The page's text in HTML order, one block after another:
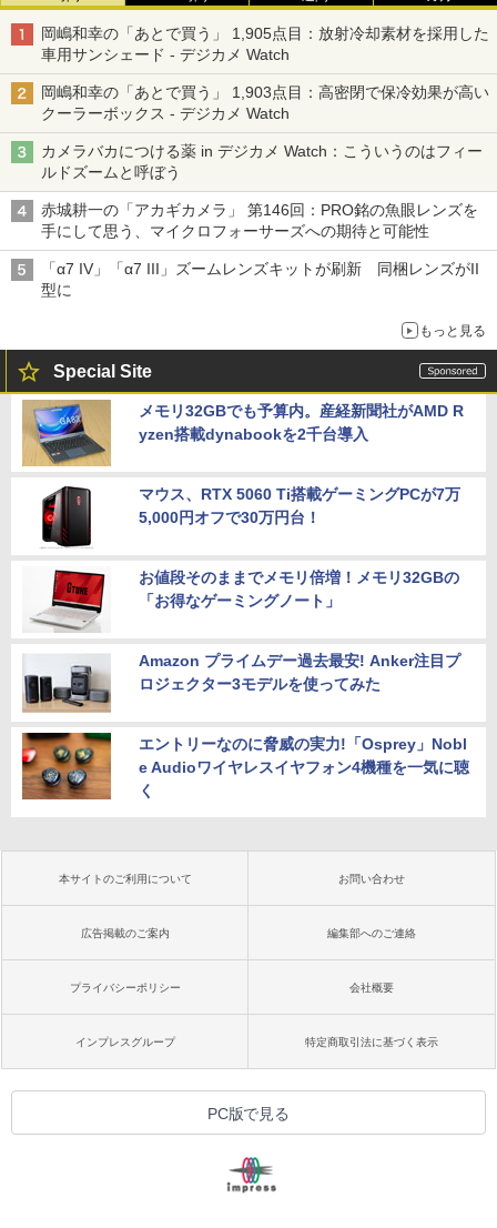
岡嶋和幸の「あとで買う」 1,905点目：放射冷却素材を採用した
車用サンシェード - デジカメ Watch
岡嶋和幸の「あとで買う」 1,903点目：高密閉で保冷効果が高い
クーラーボックス - デジカメ Watch
カメラバカにつける薬 in デジカメ Watch：こういうのはフィー
ルドズームと呼ぼう
赤城耕一の「アカギカメラ」 第146回：PRO銘の魚眼レンズを
手にして思う、マイクロフォーサーズへの期待と可能性
「α7 IV」「α7 III」ズームレンズキットが刷新 同梱レンズがII
型に
もっと見る
Special Site
メモリ32GBでも予算内。産経新聞社がAMD R
yzen搭載dynabookを2千台導入
マウス、RTX 5060 Ti搭載ゲーミングPCが7万
5,000円オフで30万円台！
お値段そのままでメモリ倍増！メモリ32GBの
「お得なゲーミングノート」
Amazon プライムデー過去最安! Anker注目プ
ロジェクター3モデルを使ってみた
エントリーなのに脅威の実力!「Osprey」Nobl
e Audioワイヤレスイヤフォン4機種を一気に聴
く
本サイトのご利用について お問い合わせ
広告掲載のご案内 編集部へのご連絡
プライバシーポリシー 会社概要
インプレスグループ 特定商取引法に基づく表示
PC版で見る